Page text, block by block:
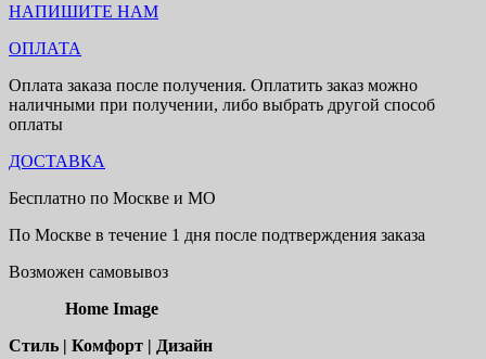
НАПИШИТЕ НАМ
ОПЛАТА
Оплата заказа после получения. Оплатить заказ можно
наличными при получении, либо выбрать другой способ
оплаты
ДОСТАВКА
Бесплатно по Москве и МО
По Москве в течение 1 дня после подтверждения заказа
Возможен самовывоз
Home Image
Стиль | Комфорт | Дизайн